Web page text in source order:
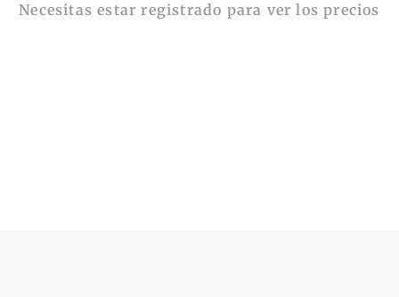
Necesitas estar registrado para ver los precios